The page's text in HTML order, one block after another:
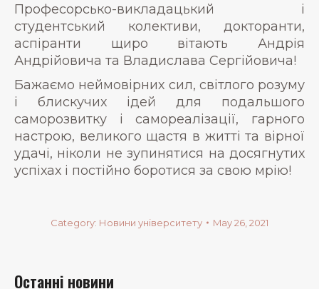
Професорсько-викладацький і
студентський колективи, докторанти,
аспіранти щиро вітають Андрія
Андрійовича та Владислава Сергійовича!
Бажаємо неймовірних сил, світлого розуму
і блискучих ідей для подальшого
саморозвитку і самореалізації, гарного
настрою, великого щастя в житті та вірної
удачі, ніколи не зупинятися на досягнутих
успіхах і постійно боротися за свою мрію!
Category: Новини університету May 26, 2021
Останні новини